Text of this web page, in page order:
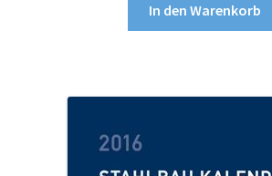
In den Warenkorb